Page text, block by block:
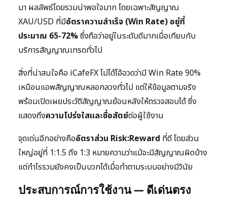
มา ผลลัพธ์โดยรวมน่าพอใจมาก โดยเฉพาะสัญญาณ
XAU/USD ที่มีอัตราความสำเร็จ (Win Rate) อยู่ที่
ประมาณ 65-72%ซึ่งถือว่าอยู่ในระดับดีมากเมื่อเทียบกับ
บริการสัญญาณเทรดทั่วไป
สิ่งที่น่าสนใจคือ iCafeFX ไม่ได้โอ้อวดว่ามี Win Rate 90%
เหมือนแอพสัญญาณหลอกลวงทั่วไป แต่ให้ข้อมูลตามจริง
พร้อมเปิดเผยประวัติสัญญาณย้อนหลังให้ตรวจสอบได้ ซึ่ง
แสดงถึงความโปร่งใสและซื่อสัตย์ต่อผู้ใช้งาน
จุดเด่นอีกอย่างคืออัตราส่วน Risk:Reward ที่ดี โดยส่วน
ใหญ่อยู่ที่ 1:1.5 ถึง 1:3 หมายความว่าแม้จะมีสัญญาณผิดบ้าง
แต่กำไรรวมยังคงเป็นบวกได้เมื่อทำตามระบบอย่างมีวินัย
ประสบการณ์การใช้งาน — ดีเด่นตรง